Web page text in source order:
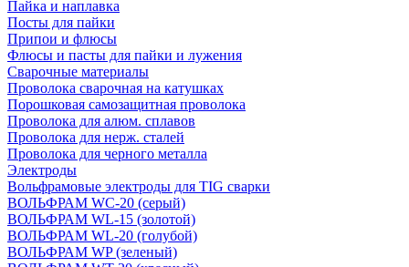
Пайка и наплавка
Посты для пайки
Припои и флюсы
Флюсы и пасты для пайки и лужения
Сварочные материалы
Проволока сварочная на катушках
Порошковая самозащитная проволока
Проволока для алюм. сплавов
Проволока для нерж. сталей
Проволока для черного металла
Электроды
Вольфрамовые электроды для TIG сварки
ВОЛЬФРАМ WC-20 (серый)
ВОЛЬФРАМ WL-15 (золотой)
ВОЛЬФРАМ WL-20 (голубой)
ВОЛЬФРАМ WP (зеленый)